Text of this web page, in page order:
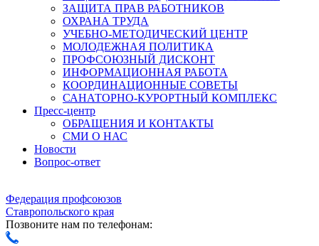
ЗАЩИТА ПРАВ РАБОТНИКОВ
ОХРАНА ТРУДА
УЧЕБНО-МЕТОДИЧЕСКИЙ ЦЕНТР
МОЛОДЕЖНАЯ ПОЛИТИКА
ПРОФСОЮЗНЫЙ ДИСКОНТ
ИНФОРМАЦИОННАЯ РАБОТА
КООРДИНАЦИОННЫЕ СОВЕТЫ
САНАТОРНО-КУРОРТНЫЙ КОМПЛЕКС
Пресс-центр
ОБРАЩЕНИЯ И КОНТАКТЫ
СМИ О НАС
Новости
Вопрос-ответ
Федерация профсоюзов
Ставропольского края
Позвоните нам по телефонам: